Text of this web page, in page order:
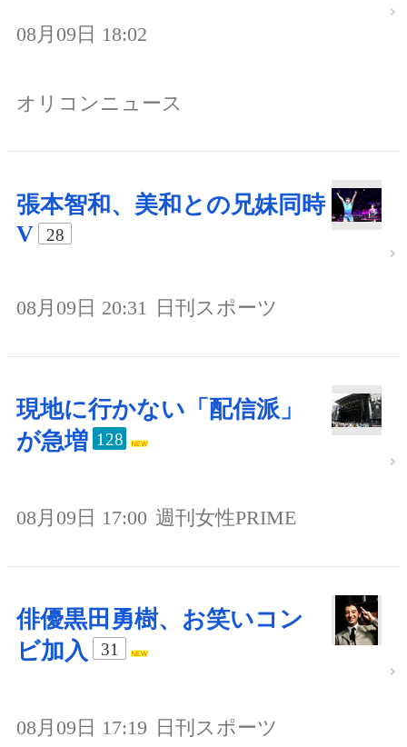
08月09日 18:02
オリコンニュース
張本智和、美和との兄妹同時
V
28
08月09日 20:31 日刊スポーツ
現地に行かない「配信派」
が急増 128
08月09日 17:00 週刊女性PRIME
俳優黒田勇樹、お笑いコン
ビ加入
31
08月09日 17:19 日刊スポーツ